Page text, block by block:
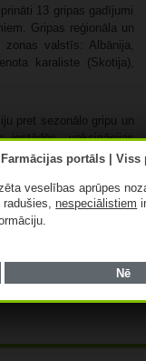
13 gripas gadījumi
Gripas reģionāla un
valstīs: Albānija,
karaliste (Skotija),
pret sezonālo gripu un
iestādēs, vakcinācijas
veselības aprūpes
radušies,nespeciālistiem
Nē